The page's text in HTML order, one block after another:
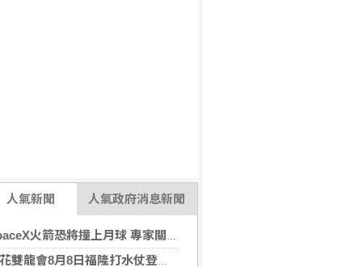
人氣新聞 人氣政府消息新聞
火箭恐將撞上月球 專家關注衝擊後果
龍會8月8日福隆打水仗登場 尚有免費名額快報名，還可抽住宿券！